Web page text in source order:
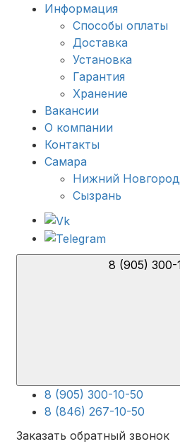
Информация
Способы оплаты
Доставка
Установка
Гарантия
Хранение
Вакансии
О компании
Контакты
Самара
Нижний Новгород
Сызрань
8 (905) 300-10-50
8 (846) 267-10-50
Заказать обратный звонок